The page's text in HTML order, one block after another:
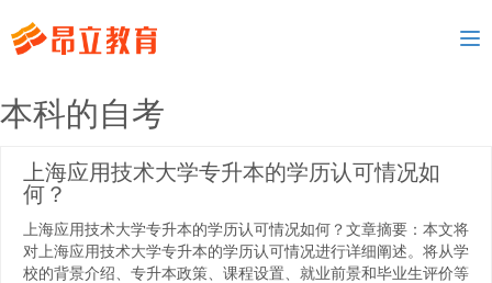
本科的自考
上海应用技术大学专升本的学历认可情况如
何？
上海应用技术大学专升本的学历认可情况如何？文章摘要：本文将
对上海应用技术大学专升本的学历认可情况进行详细阐述。将从学
校的背景介绍、专升本政策、课程设置、就业前景和毕业生评价等